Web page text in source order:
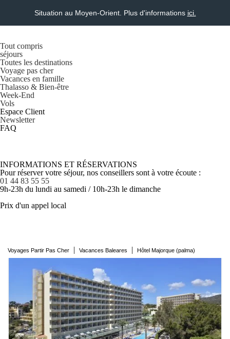
Situation au Moyen-Orient. Plus d'informations ici.
Tout compris
séjours
Toutes les destinations
Voyage pas cher
Vacances en famille
Thalasso & Bien-être
Week-End
Vols
Espace Client
Newsletter
FAQ
INFORMATIONS ET RÉSERVATIONS
Pour réserver votre séjour, nos conseillers sont à votre écoute :
01 44 83 55 55
9h-23h du lundi au samedi / 10h-23h le dimanche
Prix d'un appel local
Voyages Partir Pas Cher | Vacances Baleares | Hôtel Majorque (palma)